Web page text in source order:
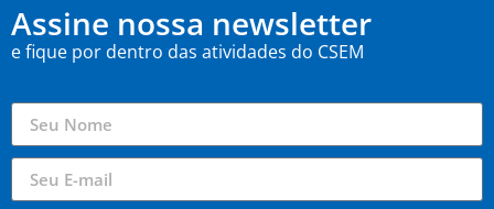
Assine nossa newsletter
e fique por dentro das atividades do CSEM